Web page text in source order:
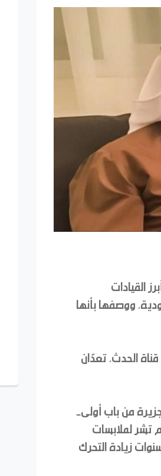
القيادات
ووصفها بأنها
الحدث، تعدّان
من باب أولى-
تشر لملابسات
زيادة التحرك